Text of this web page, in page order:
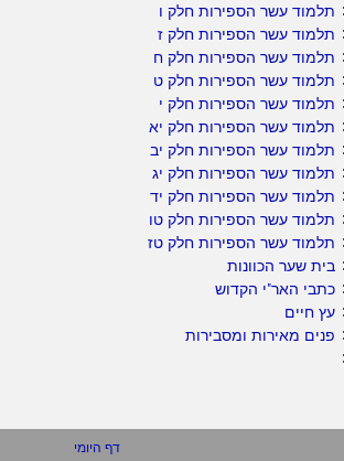
תלמוד עשר הספירות חלק ו
תלמוד עשר הספירות חלק ז
תלמוד עשר הספירות חלק ח
תלמוד עשר הספירות חלק ט
תלמוד עשר הספירות חלק י
תלמוד עשר הספירות חלק יא
תלמוד עשר הספירות חלק יב
תלמוד עשר הספירות חלק יג
תלמוד עשר הספירות חלק יד
תלמוד עשר הספירות חלק טו
תלמוד עשר הספירות חלק טז
בית שער הכוונות
כתבי האר"י הקדוש
עץ חיים
פנים מאירות ומסבירות
דף היומי